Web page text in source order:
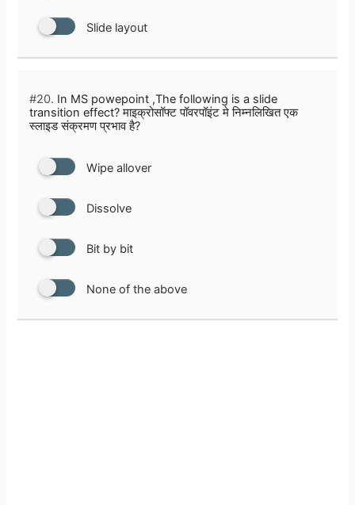
Slide layout
#20. In MS powepoint ,The following is a slide
transition effect? माइक्रोसॉफ्ट पॉवरपॉइंट मे निम्नलिखित एक
स्लाइड संक्रमण प्रभाव है?
Wipe allover
Dissolve
Bit by bit
None of the above